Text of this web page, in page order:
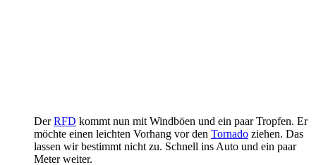
DerRFD kommt nun mit Windböen und ein paar Tropfen. Er
möchte einen leichten Vorhang vor den Tornado ziehen. Das
lassen wir bestimmt nicht zu. Schnell ins Auto und ein paar
Meter weiter.